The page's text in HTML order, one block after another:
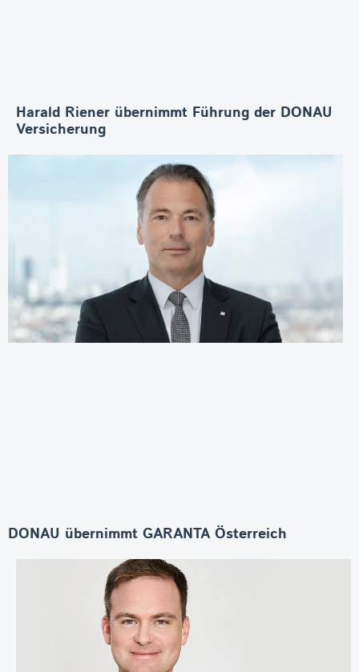
Harald Riener übernimmt Führung der DONAU
Versicherung
DONAU übernimmt GARANTA Österreich